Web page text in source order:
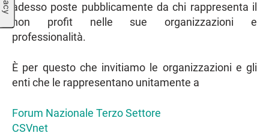
adesso poste pubblicamente da chi rappresenta il
non profit nelle sue organizzazioni e
professionalità.
È per questo che invitiamo le organizzazioni e gli
enti che le rappresentano unitamente a
Forum Nazionale Terzo Settore
CSVnet